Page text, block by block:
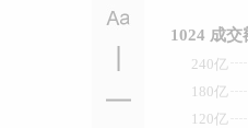
120亿
180亿
240亿
1024 成交